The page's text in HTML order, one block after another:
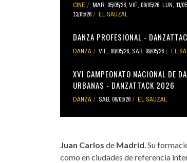
CINE MAR, 05/05/26, VIE, 08/05/26, LUN, 11/
13/05/26
EL SAUZAL
DANZA PROFESIONAL -
DANZA VIE, 08/05/26, SÁB, 09/05/26 EL
XVI CAMPEONATO NACIONAL DE
URBANAS - DANZATTACK 2026
DANZA SÁB, 09/05/26 EL SAUZAL
Juan Carlos de Madrid . Su
como en ciudades de referencia